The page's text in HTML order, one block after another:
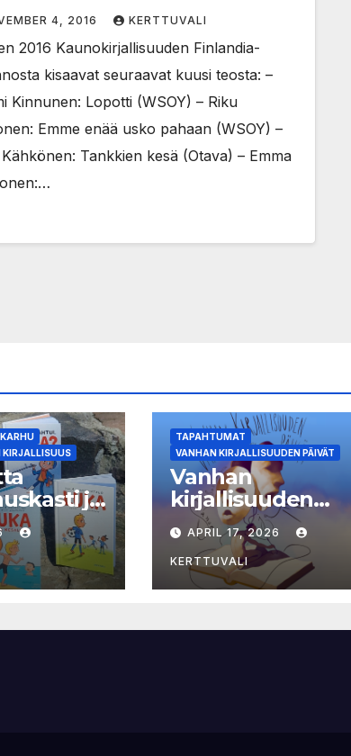
4, 2016 KERTTUVALI
2016 Kaunokirjallisuuden Finlandia-
kisaavat seuraavat kuusi teosta: –
Kinnunen: Lopotti (WSOY) – Riku
Emme enää usko pahaan (WSOY) –
Tankkien kesä (Otava) – Emma
KIRJALLISUUS
ja
– Luka-
osa
TAPAHTUMAT
VANHAN KIRJALLISUUDEN PÄIVÄT
Vanhan
kirjallisuuden
päivien ohjelma ja
näytteilleasettajat
julkistettu
APRIL 17, 2026
KERTTUVALI